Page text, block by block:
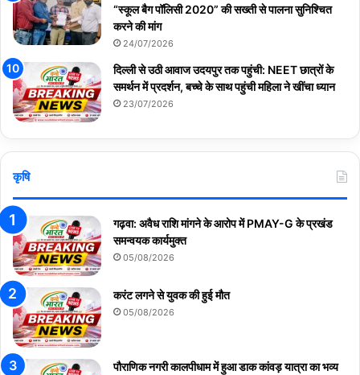
“स्कूल बैग पॉलिसी 2020” की सख्ती से पालना सुनिश्चित
करने की मांग
24/07/2026
दिल्ली से उठी आवाज उदयपुर तक पहुंची: NEET छात्रों के
समर्थन में प्रदर्शन, बच्चे के साथ पहुंची महिला ने खींचा ध्यान
23/07/2026
कृषि
गढ़वा: अवैध राशि मांगने के आरोप में PMAY-G के प्रखंड
समन्वयक कार्यमुक्त
05/08/2026
करंट लगने से युवक की हुई मौत
05/08/2026
पौराणिक नगरी कालपीधाम में हुआ डाक कांवड़ यात्रा का भव्य